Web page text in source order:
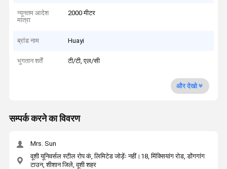
न्यूनतम आदेश
मात्रा
2000 मीटर
ब्रांड नाम Huayi
भुगतान शर्तें टी/टी, एल/सी
और देखो
सम्पर्क करने का विवरण
Mrs. Sun
वूशी यूनिवर्सल स्टील रोप कं, लिमिटेड जोड़ेंः नहीं।18, मिंक्सियांग रोड, डोंगगांग
टाउन, शीशान जिले, वूशी शहर